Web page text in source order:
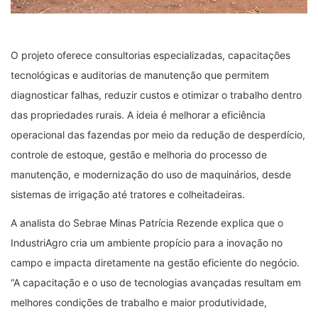
O projeto oferece consultorias especializadas, capacitações
tecnológicas e auditorias de manutenção que permitem
diagnosticar falhas, reduzir custos e otimizar o trabalho dentro
das propriedades rurais. A ideia é melhorar a eficiência
operacional das fazendas por meio da redução de desperdício,
controle de estoque, gestão e melhoria do processo de
manutenção, e modernização do uso de maquinários, desde
sistemas de irrigação até tratores e colheitadeiras.
A analista do Sebrae Minas Patrícia Rezende explica que o
IndustriAgro cria um ambiente propício para a inovação no
campo e impacta diretamente na gestão eficiente do negócio.
“A capacitação e o uso de tecnologias avançadas resultam em
melhores condições de trabalho e maior produtividade,